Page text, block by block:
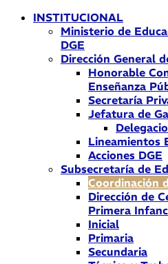
INSTITUCIONAL
Ministerio de
DGE
Dirección General
Honorable
Enseñanza
Secretaría
Jefatura de
Lineamientos
Acciones DGE
Subsecretaría de
Coordinación
Dirección de
Primera
Inicial
Primaria
Secundaria